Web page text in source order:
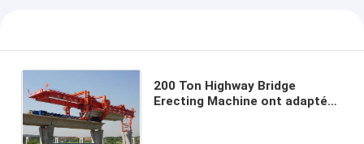
200 Ton Highway Bridge
Erecting Machine ont adapté